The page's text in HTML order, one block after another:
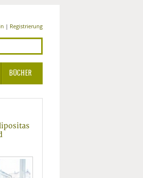
| Registrierung
PHARMA
BÜCHER